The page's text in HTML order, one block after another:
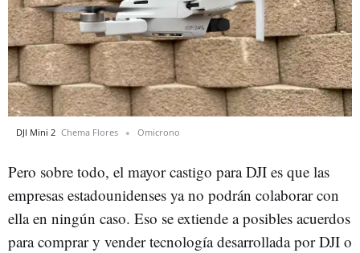
DJI Mini 2 Chema Flores Omicrono
Pero sobre todo, el mayor castigo para DJI es que las
empresas estadounidenses ya no podrán colaborar con
ella en ningún caso. Eso se extiende a posibles acuerdos
para comprar y vender tecnología desarrollada por DJI o